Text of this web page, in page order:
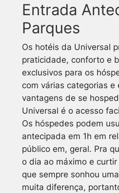
Entrada
Parques
Os hotéis da Universal
praticidade, conforto e
exclusivos para os
com várias categorias e
vantagens de se
Universal é o acesso
Os hóspedes podem
antecipada em 1h em
público em, geral. Pra
o dia ao máximo e
que sempre sonhou
muita diferença,